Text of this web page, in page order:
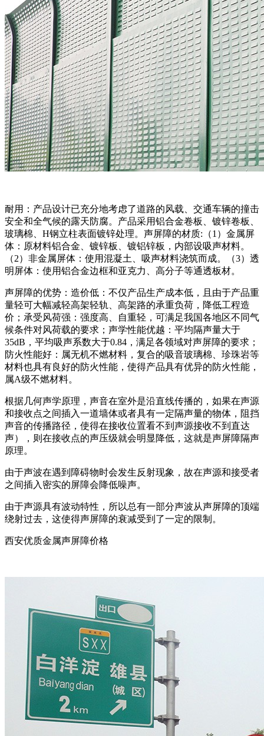
耐用：产品设计已充分地考虑了道路的风载、交通车辆的撞击
安全和全气候的露天防腐。产品采用铝合金卷板、镀锌卷板、
玻璃棉、H钢立柱表面镀锌处理。声屏障的材质:（1）金属屏
体：原材料铝合金、镀锌板、镀铝锌板，内部设吸声材料。
（2）非金属屏体：使用混凝土、吸声材料浇筑而成。（3）透
明屏体：使用铝合金边框和亚克力、高分子等通透板材。
声屏障的优势：造价低：不仅产品生产成本低，且由于产品重
量轻可大幅减轻高架轻轨、高架路的承重负荷，降低工程造
价；承受风荷强：强度高、自重轻，可满足我国各地区不同气
候条件对风荷载的要求；声学性能优越：平均隔声量大于
35dB，平均吸声系数大于0.84，满足各领域对声屏障的要求；
防火性能好：属无机不燃材料，复合的吸音玻璃棉、珍珠岩等
材料也具有良好的防火性能，使得产品具有优异的防火性能，
属A级不燃材料。
根据几何声学原理，声音在室外是沿直线传播的，如果在声源
和接收点之间插入一道墙体或者具有一定隔声量的物体，阻挡
声音的传播路径，使得在接收位置看不到声源接收不到直达
声），则在接收点的声压级就会明显降低，这就是声屏障隔声
原理。
由于声波在遇到障碍物时会发生反射现象，故在声源和接受者
之间插入密实的屏障会降低噪声。
由于声源具有波动特性，所以总有一部分声波从声屏障的顶端
绕射过去，这使得声屏障的衰减受到了一定的限制。
西安优质金属声屏障价格